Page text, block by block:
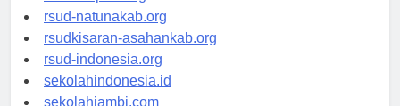
rsud-ntbprov.org
rsud-natunakab.org
rsudkisaran-asahankab.org
rsud-indonesia.org
sekolahindonesia.id